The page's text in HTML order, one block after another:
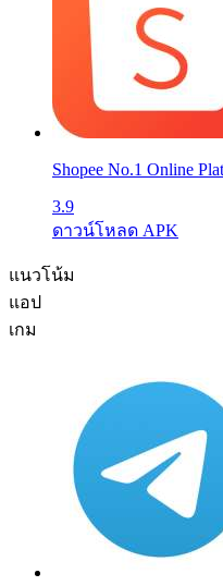
Shopee No.1 Online
3.9
ดาวน์โหลด APK
แนวโน้ม
แอป
เกม